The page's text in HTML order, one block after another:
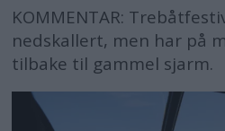
KOMMENTAR:
nedskallert, men har på
tilbake til gammel sjarm.